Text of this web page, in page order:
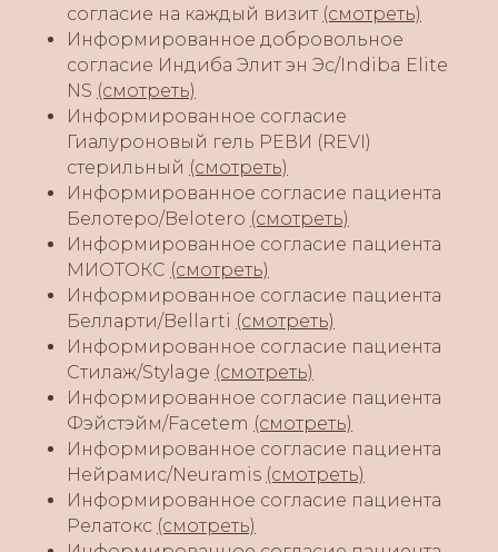
согласие на каждый визит (смотреть)
Информированное добровольное
согласие Индиба Элит эн Эс/Indiba Elite
NS (смотреть)
Информированное согласие
Гиалуроновый гель РЕВИ (REVI)
стерильный (смотреть)
Информированное согласие пациента
Белотеро/Belotero (смотреть)
Информированное согласие пациента
МИОТОКС (смотреть)
Информированное согласие пациента
Белларти/Bellarti (смотреть)
Информированное согласие пациента
Стилаж/Stylage (смотреть)
Информированное согласие пациента
Фэйстэйм/Facetem (смотреть)
Информированное согласие пациента
Нейрамис/Neuramis (смотреть)
Информированное согласие пациента
Релатокс (смотреть)